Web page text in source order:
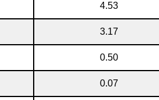
4.53
3.17
0.50
0.07